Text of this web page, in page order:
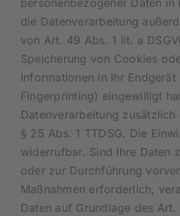
personenbezogener Daten
die Datenverarbeitung
von Art. 49 Abs. 1 lit. a
Speicherung von Cookies
Informationen in Ihr
Fingerprinting) eingewilligt
Datenverarbeitung
§ 25 Abs. 1 TTDSG. Die
widerrufbar. Sind Ihre Daten
oder zur Durchführung
Maßnahmen erforderlich,
Daten auf Grundlage des